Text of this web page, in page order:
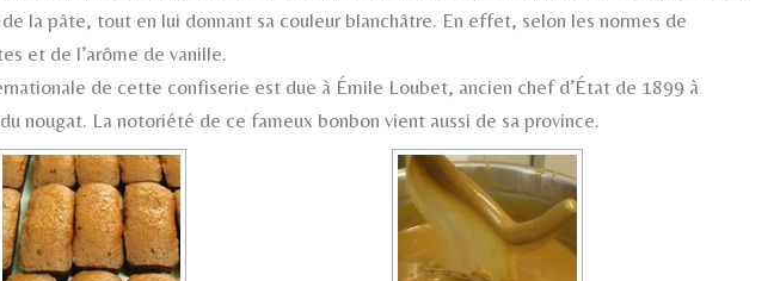
la pâte, tout en lui donnant sa couleur blanchâtre. En effet, selon les normes de
et de l’arôme de vanille.
de cette confiserie est due à Émile Loubet, ancien chef d’État de 1899 à
nougat. La notoriété de ce fameux bonbon vient aussi de sa province.